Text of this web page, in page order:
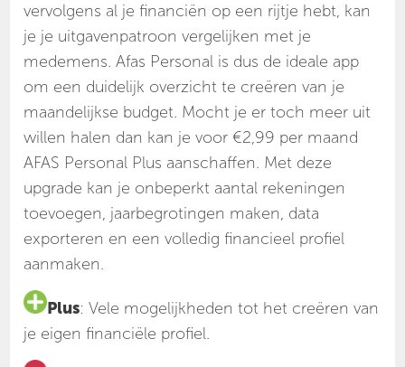
vervolgens al je financiën op een rijtje hebt, kan
je je uitgavenpatroon vergelijken met je
medemens. Afas Personal is dus de ideale app
om een duidelijk overzicht te creëren van je
maandelijkse budget. Mocht je er toch meer uit
willen halen dan kan je voor €2,99 per maand
AFAS Personal Plus aanschaffen. Met deze
upgrade kan je onbeperkt aantal rekeningen
toevoegen, jaarbegrotingen maken, data
exporteren en een volledig financieel profiel
aanmaken.
Plus: Vele mogelijkheden tot het creëren van
je eigen financiële profiel.